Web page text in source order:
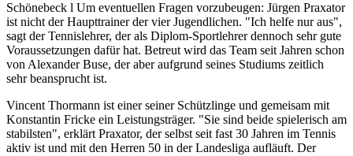
Schönebeck l Um eventuellen Fragen vorzubeugen: Jürgen Praxator
ist nicht der Haupttrainer der vier Jugendlichen. "Ich helfe nur aus",
sagt der Tennislehrer, der als Diplom-Sportlehrer dennoch sehr gute
Voraussetzungen dafür hat. Betreut wird das Team seit Jahren schon
von Alexander Buse, der aber aufgrund seines Studiums zeitlich
sehr beansprucht ist.
Vincent Thormann ist einer seiner Schützlinge und gemeisam mit
Konstantin Fricke ein Leistungsträger. "Sie sind beide spielerisch am
stabilsten", erklärt Praxator, der selbst seit fast 30 Jahren im Tennis
aktiv ist und mit den Herren 50 in der Landesliga aufläuft. Der